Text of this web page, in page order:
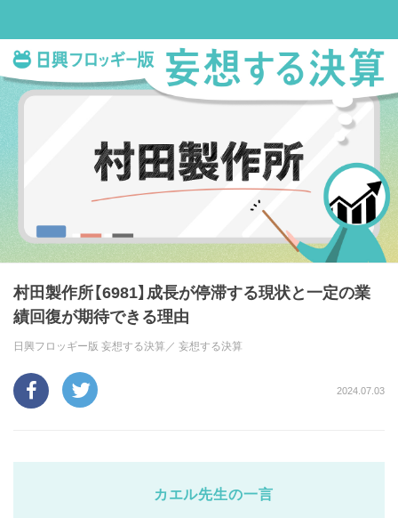
村田製作所【6981】成長が停滞する現状と一定の業
績回復が期待できる理由
日興フロッギー版 妄想する決算／ 妄想する決算
2024.07.03
カエル先生の一言